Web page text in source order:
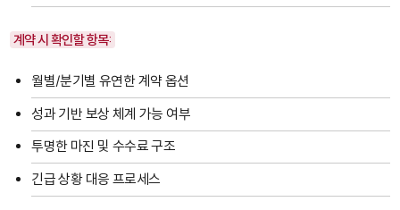
계약 시 확인할 항목:
월별/분기별 유연한 계약 옵션
성과 기반 보상 체계 가능 여부
투명한 마진 및 수수료 구조
긴급 상황 대응 프로세스